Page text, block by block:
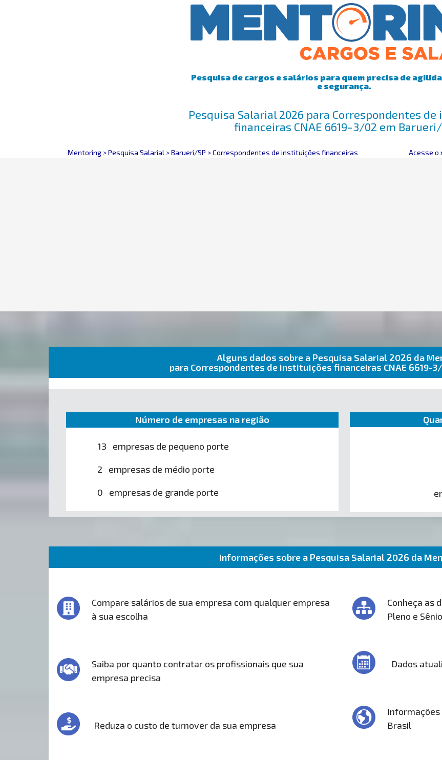
Pesquisa de cargos e salários para quem precisa de
e segurança.
Pesquisa Salarial 2026 para Correspondentes
financeiras CNAE 6619-3/02 em Barueri/
Mentoring >Pesquisa Salarial >Barueri/SP >Correspondentes de instituições financeiras Acesse o
Alguns dados sobre a Pesquisa Salarial 2026 da
para Correspondentes de instituições financeiras CNAE 6619-
Número de empresas na região
13 empresas de pequeno porte
2 empresas de médio porte
0 empresas de grande porte
Informações sobre a Pesquisa Salarial 2026 da
Compare salários de sua empresa com qualquer empresa
à sua escolha
Saiba por quanto contratar os profissionais que sua
empresa precisa
Reduza o custo de turnover da sua empresa
Conheça as
Pleno e
Dados
Brasil